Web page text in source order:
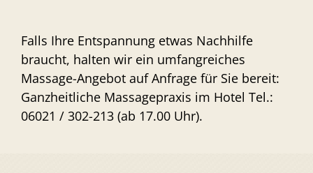
Falls Ihre Entspannung etwas Nachhilfe
braucht, halten wir ein umfangreiches
Massage-Angebot auf Anfrage für Sie bereit:
Ganzheitliche Massagepraxis im Hotel Tel.:
06021 / 302-213 (ab 17.00 Uhr).